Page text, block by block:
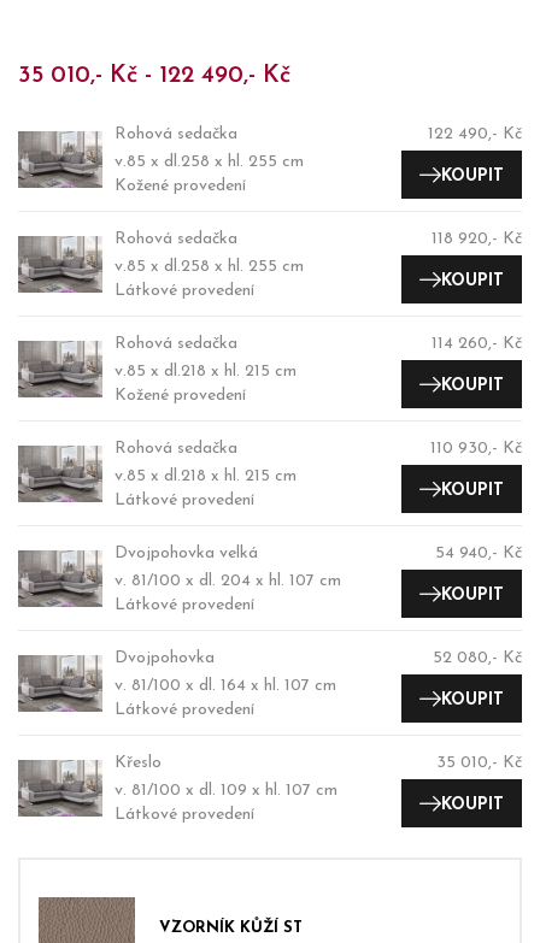
35 010,- Kč - 122 490,- Kč
Rohová sedačka
v.85 x dl.258 x hl. 255 cm
Kožené provedení
122 490,- Kč
KOUPIT
Rohová sedačka
v.85 x dl.258 x hl. 255 cm
Látkové provedení
118 920,- Kč
KOUPIT
Rohová sedačka
v.85 x dl.218 x hl. 215 cm
Kožené provedení
114 260,- Kč
KOUPIT
Rohová sedačka
v.85 x dl.218 x hl. 215 cm
Látkové provedení
110 930,- Kč
KOUPIT
Dvojpohovka velká
v. 81/100 x dl. 204 x hl. 107 cm
Látkové provedení
54 940,- Kč
KOUPIT
Dvojpohovka
v. 81/100 x dl. 164 x hl. 107 cm
Látkové provedení
52 080,- Kč
KOUPIT
Křeslo
v. 81/100 x dl. 109 x hl. 107 cm
Látkové provedení
35 010,- Kč
KOUPIT
VZORNÍK KŮŽÍ ST